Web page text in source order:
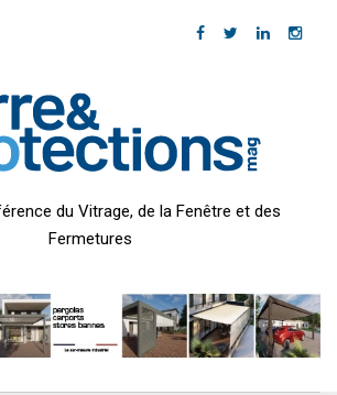
du Vitrage, de la Fenêtre et des
Fermetures